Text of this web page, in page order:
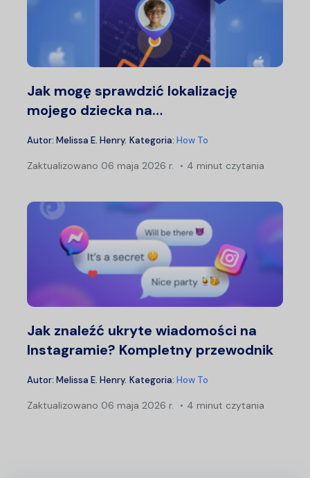
Jak mogę sprawdzić lokalizację
mojego dziecka na…
Autor: Melissa E. Henry. Kategoria: How To
Zaktualizowano 06 maja 2026 r. 4 minut czytania
Jak znaleźć ukryte wiadomości na
Instagramie? Kompletny przewodnik
Autor: Melissa E. Henry. Kategoria: How To
Zaktualizowano 06 maja 2026 r. 4 minut czytania